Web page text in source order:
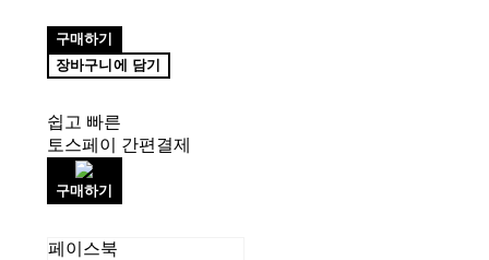
구매하기
장바구니에 담기
쉽고 빠른
토스페이 간편결제
구매하기
페이스북